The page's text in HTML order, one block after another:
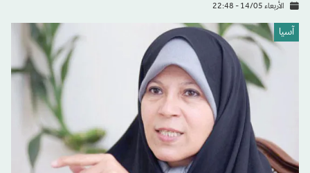
الأربعاء 14/05 - 22:48
آسيا